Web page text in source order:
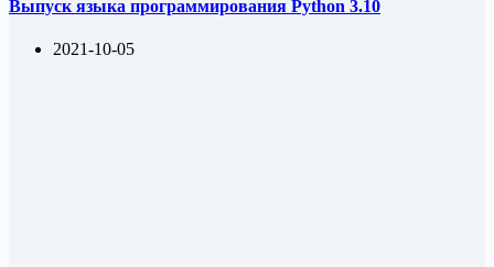
Выпуск языка программирования Python 3.10
2021-10-05